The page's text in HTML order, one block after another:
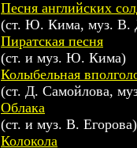
Песня английских
(ст. Ю. Кима, муз. В.
Пиратская песня
(ст. и муз. Ю. Кима)
Колыбельная
(ст. Д. Самойлова,
Облака
(ст. и муз. В. Егорова)
Колокола